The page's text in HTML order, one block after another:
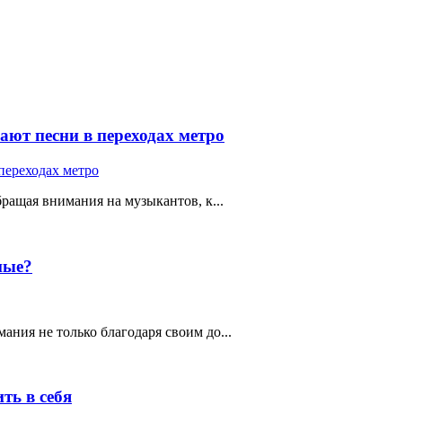
песни в переходах метро
внимания на музыкантов, к...
не только благодаря своим до...
в себя